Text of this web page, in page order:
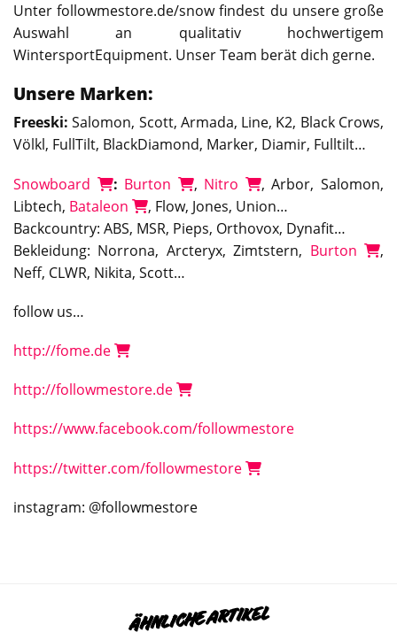
Unter followmestore.de/snow findest du unsere große
Auswahl an qualitativ hochwertigem
WintersportEquipment. Unser Team berät dich gerne.
Unsere Marken:
Freeski: Salomon, Scott, Armada, Line, K2, Black Crows,
Völkl, FullTilt, BlackDiamond, Marker, Diamir, Fulltilt…
Snowboard : Burton , Nitro
, Arbor, Salomon,
Libtech, Bataleon
, Flow, Jones, Union…
Backcountry: ABS, MSR, Pieps, Orthovox, Dynafit…
Bekleidung: Norrona, Arcteryx, Zimtstern, Burton
,
Neff, CLWR, Nikita, Scott…
follow us…
http://fome.de
http://followmestore.de
https://www.facebook.com/followmestore
https://twitter.com/followmestore
instagram: @followmestore
ÄHNLICHE ARTIKEL